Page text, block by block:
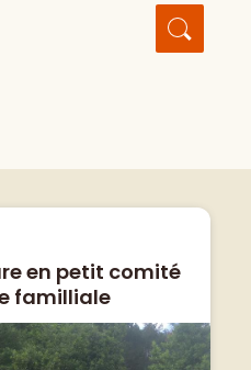
en petit comité
familliale